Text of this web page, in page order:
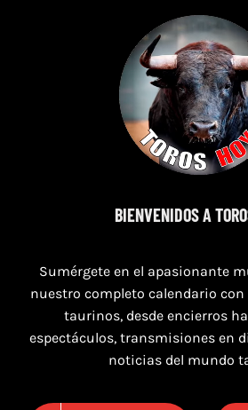
CASTELLÓN DEL 8 AL 10 DE
BIENVENIDOS A
Sumérgete en el apasionante
nuestro completo calendario
taurinos, desde encierros
espectáculos, transmisiones en
noticias del mundo